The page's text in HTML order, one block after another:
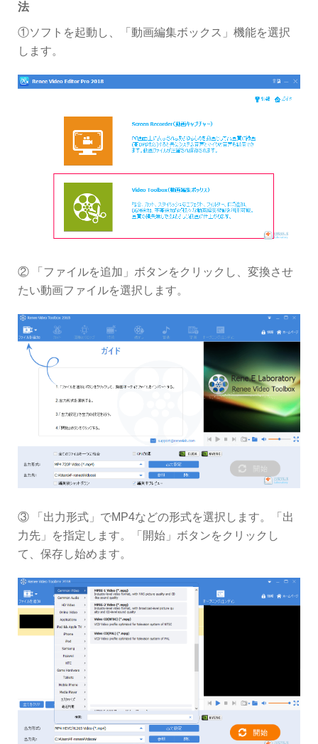
法
①ソフトを起動し、「動画編集ボックス」機能を選択
します。
② 「ファイルを追加」ボタンをクリックし、変換させ
たい動画ファイルを選択します。
③ 「出力形式」でMP4などの形式を選択します。「出
力先」を指定します。「開始」ボタンをクリックし
て、保存し始めます。